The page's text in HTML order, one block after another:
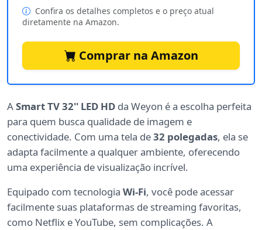
Confira os detalhes completos e o preço atual
diretamente na Amazon.
Comprar na Amazon
ASmart TV 32'' LED HD da Weyon é a escolha perfeita
para quem busca qualidade de imagem e
conectividade. Com uma tela de32 polegadas, ela se
adapta facilmente a qualquer ambiente, oferecendo
uma experiência de visualização incrível.
Equipado com tecnologia Wi-Fi, você pode acessar
facilmente suas plataformas de streaming favoritas,
como Netflix e YouTube, sem complicações. A